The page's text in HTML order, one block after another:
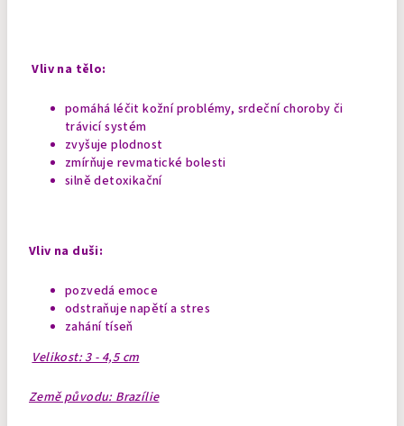
Vliv na tělo:
pomáhá léčit kožní problémy, srdeční choroby či
trávicí systém
zvyšuje plodnost
zmírňuje revmatické bolesti
silně detoxikační
Vliv na duši:
pozvedá emoce
odstraňuje napětí a stres
zahání tíseň
Velikost: 3 - 4,5 cm
Země původu: Brazílie